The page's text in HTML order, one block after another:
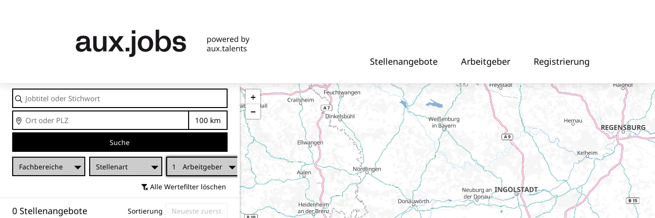
Stellenangebote Arbeitgeber Registrierung
Jobtitel
oder
Stichwort
Ort
Entfernung
Suche
Fachbereiche Stellenart 1 Arbeitgeber
Alle Wertefilter löschen
0 Stellenangebote Sortierung
+
−